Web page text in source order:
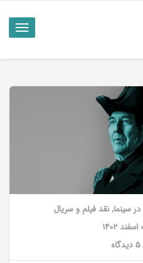
ناوبری
تاگل
در سینما,نقد فیلم و سریال
۵ دیدگاه